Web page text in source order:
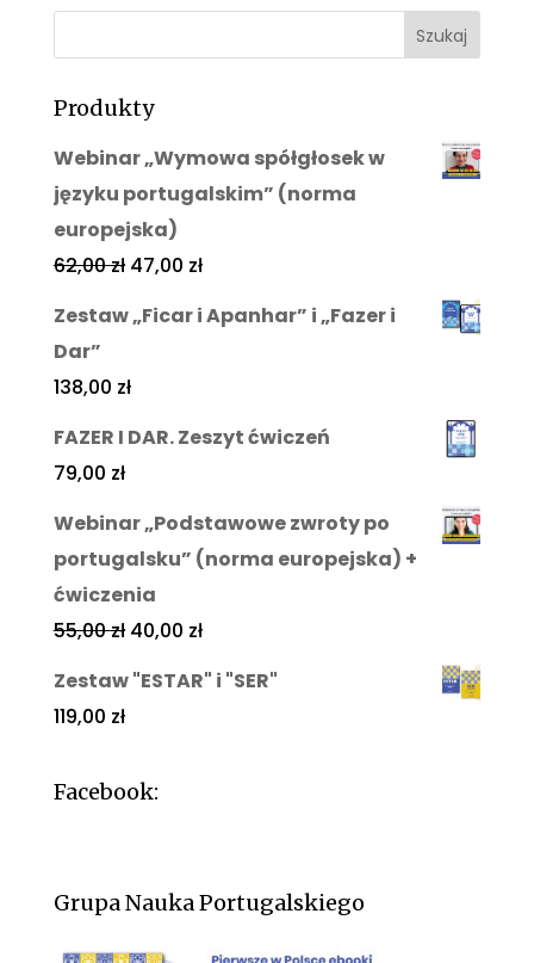
Produkty
Webinar „Wymowa spółgłosek w
języku portugalskim” (norma
europejska)
62,00zł 47,00 zł
Zestaw „Ficar i Apanhar” i „Fazer i
Dar”
138,00 zł
FAZER I DAR. Zeszyt ćwiczeń
79,00 zł
Webinar „Podstawowe zwroty po
portugalsku” (norma europejska) +
ćwiczenia
55,00zł 40,00 zł
Zestaw "ESTAR" i "SER"
119,00 zł
Facebook:
Grupa Nauka Portugalskiego